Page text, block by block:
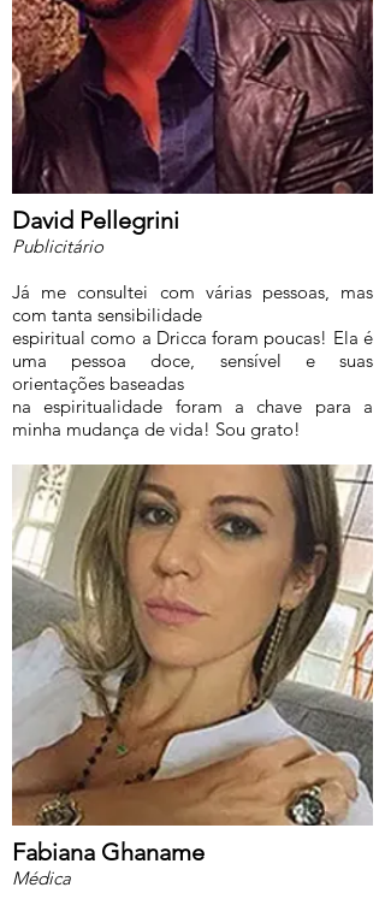
David Pellegrini
Publicitário
Já me consultei com várias pessoas, mas
com tanta sensibilidade
espiritual como a Dricca foram poucas! Ela é
uma pessoa doce, sensível e suas
orientações baseadas
na espiritualidade foram a chave para a
minha mudança de vida! Sou grato!
Fabiana Ghaname
Médica